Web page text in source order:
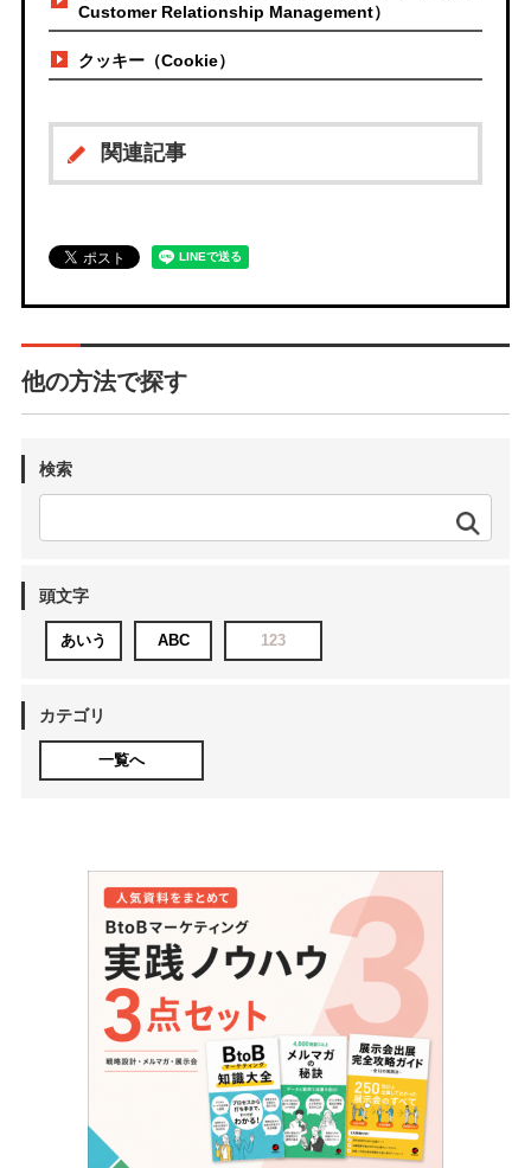
Customer Relationship Management）
クッキー（Cookie）
関連記事
他の方法で探す
検索
頭文字
あいう ABC 123
カテゴリ
一覧へ